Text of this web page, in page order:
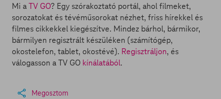
Mi aTV GO? Egy szórakoztató portál, ahol filmeket,
sorozatokat és tévéműsorokat nézhet, friss hírekkel és
filmes cikkekkel kiegészítve. Mindez bárhol, bármikor,
bármilyen regisztrált készüléken (számítógép,
okostelefon, tablet, okostévé). Regisztráljon, és
válogasson a TV GO kínálatából.
Megosztom